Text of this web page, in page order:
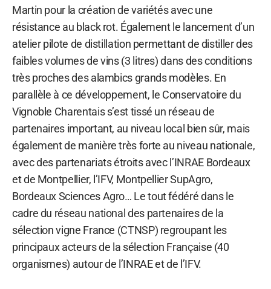
Martin pour la création de variétés avec une
résistance au black rot. Également le lancement d’un
atelier pilote de distillation permettant de distiller des
faibles volumes de vins (3 litres) dans des conditions
très proches des alambics grands modèles. En
parallèle à ce développement, le Conservatoire du
Vignoble Charentais s’est tissé un réseau de
partenaires important, au niveau local bien sûr, mais
également de manière très forte au niveau nationale,
avec des partenariats étroits avec l’INRAE Bordeaux
et de Montpellier, l’IFV, Montpellier SupAgro,
Bordeaux Sciences Agro… Le tout fédéré dans le
cadre du réseau national des partenaires de la
sélection vigne France (CTNSP) regroupant les
principaux acteurs de la sélection Française (40
organismes) autour de l’INRAE et de l’IFV.